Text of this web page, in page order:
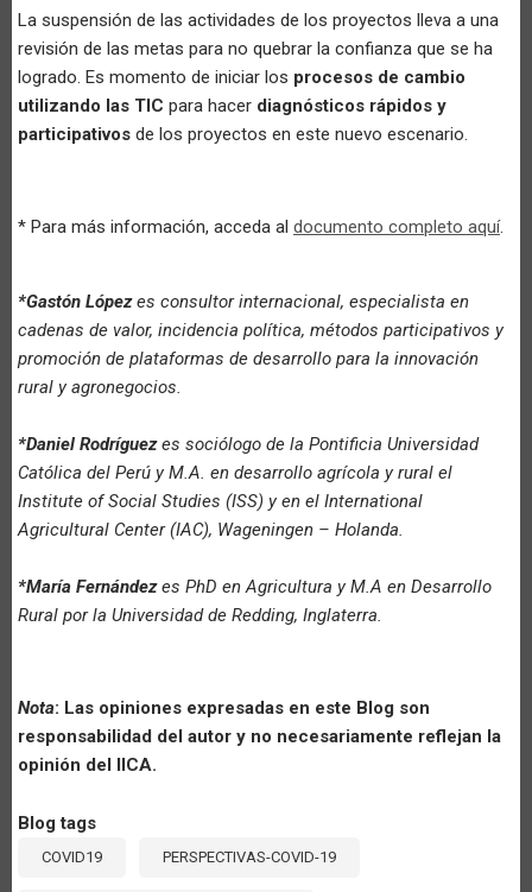
La suspensión de las actividades de los proyectos lleva a una
revisión de las metas para no quebrar la confianza que se ha
logrado. Es momento de iniciar los procesos de cambio
utilizando las TIC para hacer diagnósticos rápidos y
participativos de los proyectos en este nuevo escenario.
* Para más información, acceda al documento completo aquí.
*Gastón Lópezes consultor internacional, especialista en
cadenas de valor, incidencia política, métodos participativos y
promoción de plataformas de desarrollo para la innovación
rural y agronegocios.
*Daniel Rodríguezes sociólogo de la Pontificia Universidad
Católica del Perú y M.A. en desarrollo agrícola y rural el
Institute of Social Studies (ISS) y en el International
Agricultural Center (IAC), Wageningen – Holanda.
*María Fernándezes PhD en Agricultura y M.A en Desarrollo
Rural por la Universidad de Redding, Inglaterra.
Nota: Las opiniones expresadas en este Blog son
responsabilidad del autor y no necesariamente reflejan la
opinión del IICA.
Blog tags
COVID19 PERSPECTIVAS-COVID-19